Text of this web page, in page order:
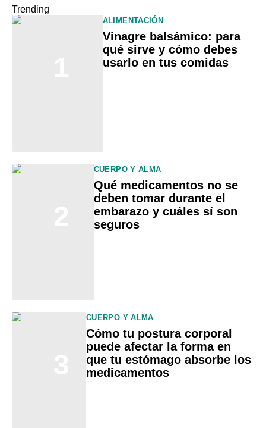
Trending
ALIMENTACIÓN
Vinagre balsámico: para
qué sirve y cómo debes
usarlo en tus comidas
CUERPO Y ALMA
Qué medicamentos no se
deben tomar durante el
embarazo y cuáles sí son
seguros
CUERPO Y ALMA
Cómo tu postura corporal
puede afectar la forma en
que tu estómago absorbe los
medicamentos